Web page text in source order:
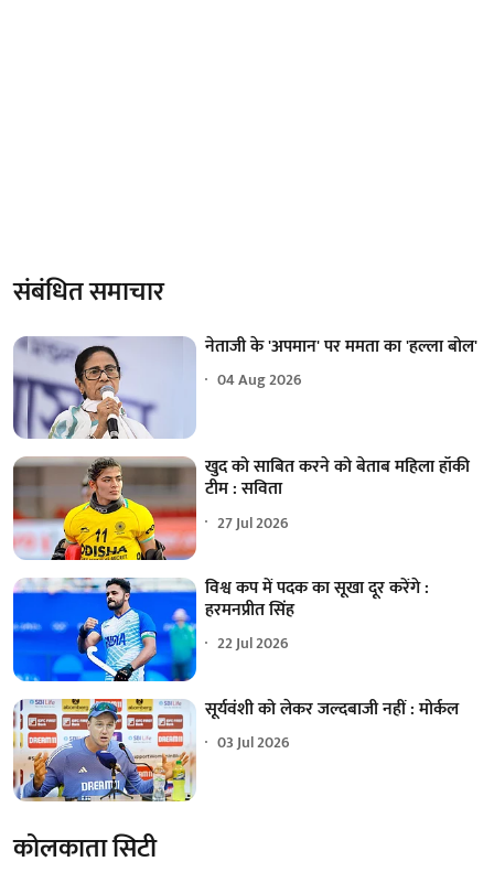
संबंधित समाचार
नेताजी के 'अपमान' पर ममता का 'हल्ला बोल'
04 Aug 2026
खुद को साबित करने को बेताब महिला हॉकी
टीम : सविता
27 Jul 2026
विश्व कप में पदक का सूखा दूर करेंगे :
हरमनप्रीत सिंह
22 Jul 2026
सूर्यवंशी को लेकर जल्दबाजी नहीं : मोर्कल
03 Jul 2026
कोलकाता सिटी